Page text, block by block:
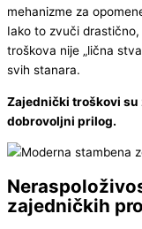
mehanizme za
Iako to zvuči
troškova nije „lična
svih stanara.
Zajednički troškovi su
dobrovoljni prilog.
zajedničkih